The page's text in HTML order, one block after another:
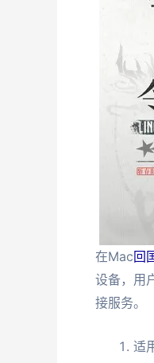
在Mac回
设备，用
接服务。
适